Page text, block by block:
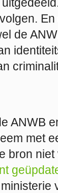
de
ANWB
met
bron